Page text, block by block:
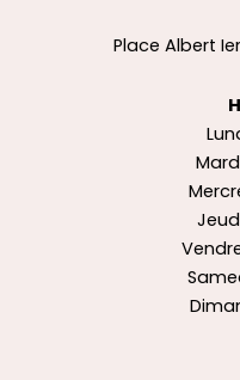
Place Albert